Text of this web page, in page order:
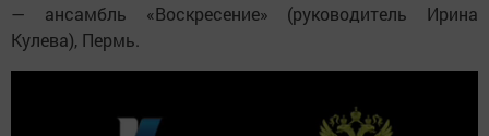
— ансамбль «Воскресение» (руководитель Ирина
Кулева), Пермь.